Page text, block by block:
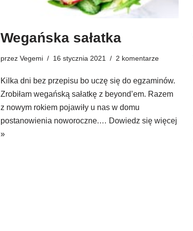
Wegańska sałatka
przez Vegemi 16 stycznia 2021 2 komentarze
Kilka dni bez przepisu bo uczę się do egzaminów.
Zrobiłam wegańską sałatkę z beyond’em. Razem
z nowym rokiem pojawiły u nas w domu
postanowienia noworoczne.… Dowiedz się więcej
»